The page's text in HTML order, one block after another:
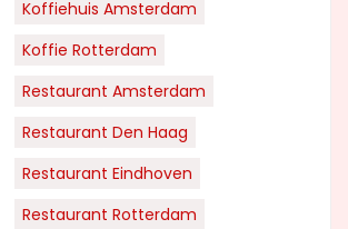
Koffiehuis Amsterdam
Koffie Rotterdam
Restaurant Amsterdam
Restaurant Den Haag
Restaurant Eindhoven
Restaurant Rotterdam